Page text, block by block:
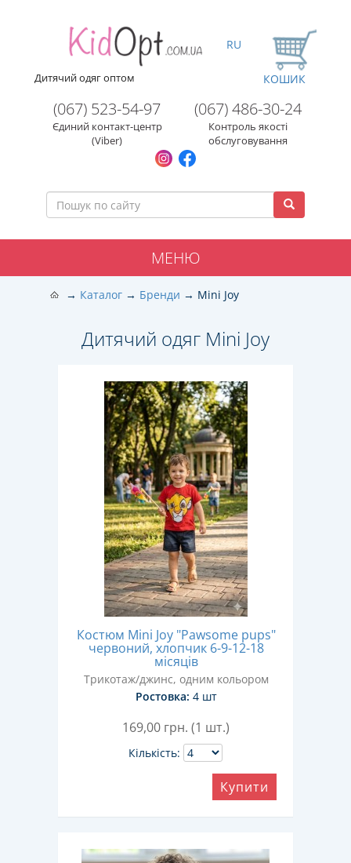
Дитячий одяг оптом
(067) 523-54-97
Єдиний контакт-центр
(Viber)
(067) 486-30-24
Контроль якості
обслуговування
RU
КОШИК
МЕНЮ
Каталог Бренди Mini Joy
Дитячий одяг Mini Joy
Костюм Mini Joy "Pawsome pups"
червоний, хлопчик 6-9-12-18
місяців
Трикотаж/джинс, одним кольором
Ростовка: 4 шт
169,00 грн. (1 шт.)
Кількість:
Купити